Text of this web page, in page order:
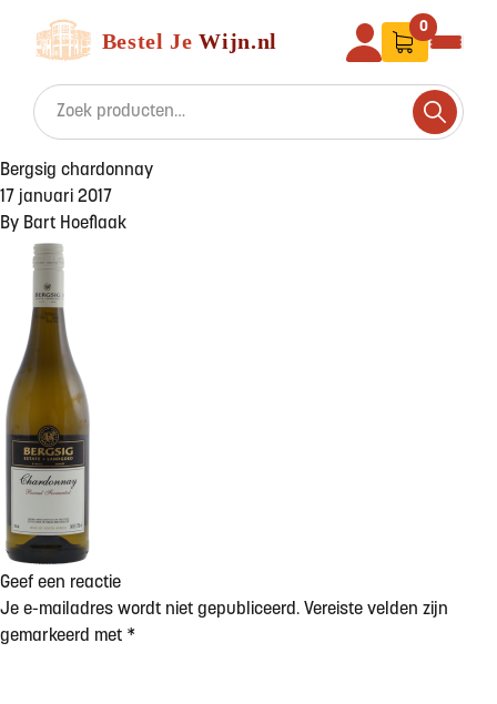
Search for:
Search
0
Bergsig chardonnay
17 januari 2017
By Bart Hoeflaak
Geef een reactie
Je e-mailadres wordt niet gepubliceerd. Vereiste velden zijn
gemarkeerd met *